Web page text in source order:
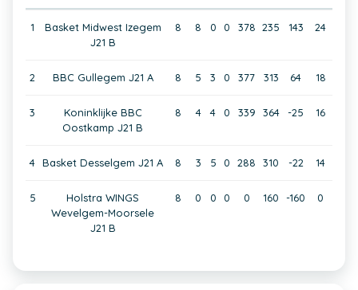
1
Basket Midwest Izegem
J21 B
8 8 0 0 378 235 143 24
2 BBC Gullegem J21 A 8 5 3 0 377 313 64 18
3
Koninklijke BBC
Oostkamp J21 B
8 4 4 0 339 364 -25 16
4 Basket Desselgem J21 A 8 3 5 0 288 310 -22 14
5
Holstra WINGS
Wevelgem-Moorsele
J21 B
8 0 0 0 0 160 -160 0